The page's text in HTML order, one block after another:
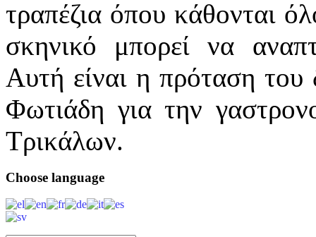
τραπέζια όπου κάθονται
σκηνικό μπορεί να
Αυτή είναι η πρόταση
Φωτιάδη για την
Τρικάλων.
Choose language